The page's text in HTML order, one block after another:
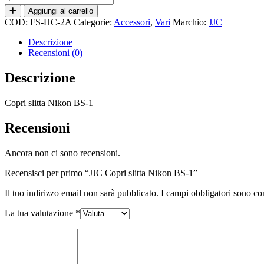
Copri
slitta
Nikon
quantità
Aggiungi al carrello
COD: FS-HC-2A Categorie: Accessori, Vari Marchio: JJC
Descrizione
Recensioni (0)
Descrizione
Copri slitta Nikon BS-1
Recensioni
Ancora non ci sono recensioni.
Recensisci per primo “JJC Copri slitta Nikon BS-1”
Il tuo indirizzo email non sarà pubblicato. I campi obbligatori sono
La tua valutazione *